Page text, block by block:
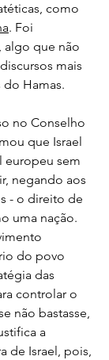
como
. Foi
algo que não
mais
Hamas.
no Conselho
que Israel
europeu sem
negando aos
- o direito de
uma nação.
do povo
das
controlar o
não bastasse,
a
de Israel, pois,